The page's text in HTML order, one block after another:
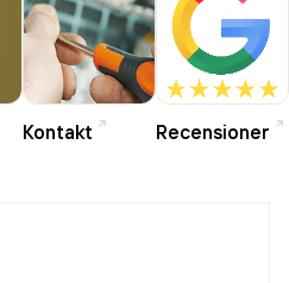
Kontakt Recensioner